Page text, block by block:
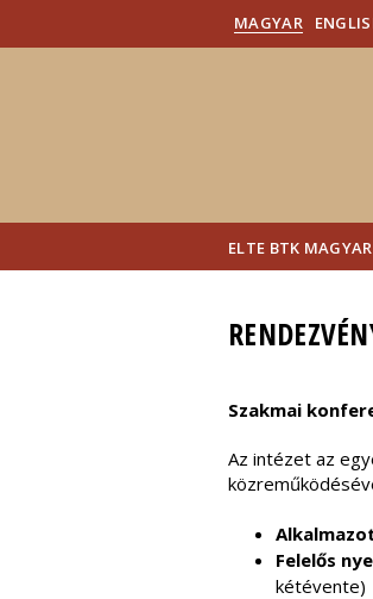
MAGYAR
ELTE BTK
Szakmai
Az intézet az
Felelős
kétévente)